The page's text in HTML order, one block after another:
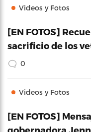
Videos y Fotos
[EN FOTOS]
sacrificio de los
0
Videos y Fotos
[EN FOTOS]
gobernadora